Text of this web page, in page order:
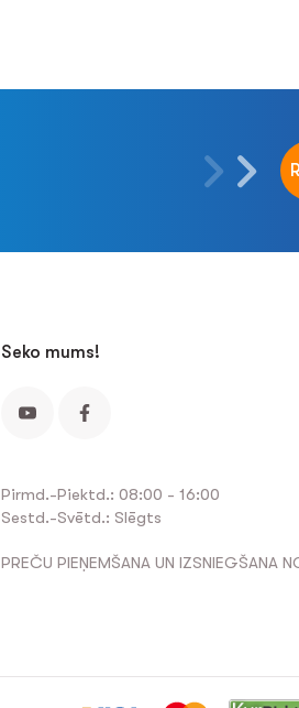
Seko mums!
Pirmd.-Piektd.: 08:00 - 16:00
Sestd.-Svētd.: Slēgts
PREČU PIEŅEMŠANA UN IZSNIEGŠANA